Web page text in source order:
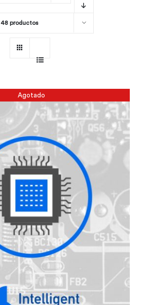
48 productos
Agotado